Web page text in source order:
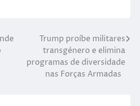
Trump proíbe militares
transgénero e elimina
programas de diversidade
nas Forças Armadas